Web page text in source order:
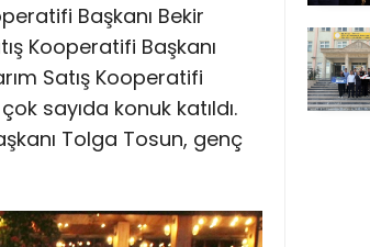
Başkanı Bekir
Kooperatifi Başkanı
Satış Kooperatifi
sayıda konuk katıldı.
Tolga Tosun, genç